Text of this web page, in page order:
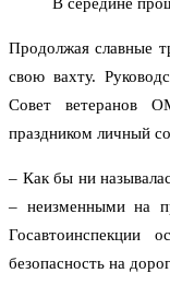
В середине
Продолжая славные
свою вахту.
Совет ветеранов
праздником личный
– Как бы ни
– неизменными на
Госавтоинспекции
безопасность на